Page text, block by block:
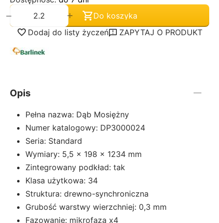
+
−
Do koszyka
Dodaj do listy życzeń
ZAPYTAJ O PRODUKT
Opis
Pełna nazwa: Dąb Mosiężny
Numer katalogowy: DP3000024
Seria: Standard
Wymiary: 5,5 x 198 x 1234 mm
Zintegrowany podkład: tak
Klasa użytkowa: 34
Struktura: drewno-synchroniczna
Grubość warstwy wierzchniej: 0,3 mm
Fazowanie: mikrofaza x4